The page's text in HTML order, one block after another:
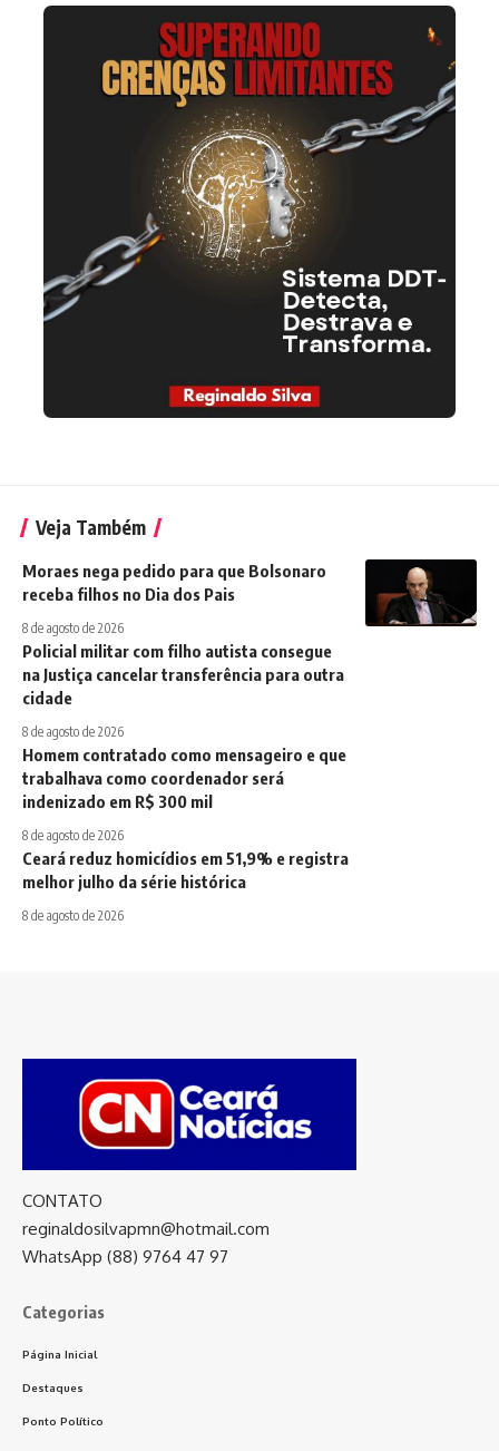
Veja Também
Moraes nega pedido para que Bolsonaro
receba filhos no Dia dos Pais
8 de agosto de 2026
Policial militar com filho autista consegue
na Justiça cancelar transferência para outra
cidade
8 de agosto de 2026
Homem contratado como mensageiro e que
trabalhava como coordenador será
indenizado em R$ 300 mil
8 de agosto de 2026
Ceará reduz homicídios em 51,9% e registra
melhor julho da série histórica
8 de agosto de 2026
CONTATO
reginaldosilvapmn@hotmail.com
WhatsApp (88) 9764 47 97
Categorias
Página Inicial
Destaques
Ponto Político